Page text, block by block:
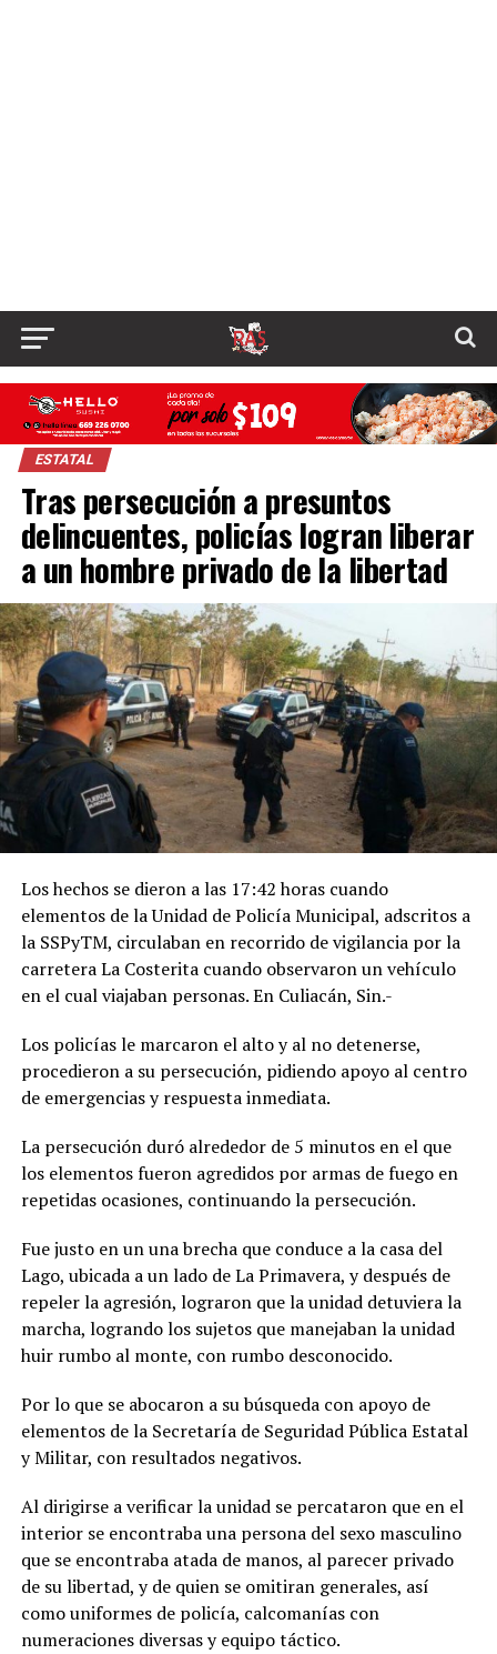
ESTATAL
Tras persecución a presuntos
delincuentes, policías logran liberar
a un hombre privado de la libertad
Los hechos se dieron a las 17:42 horas cuando
elementos de la Unidad de Policía Municipal, adscritos a
la SSPyTM, circulaban en recorrido de vigilancia por la
carretera La Costerita cuando observaron un vehículo
en el cual viajaban personas. En Culiacán, Sin.-
Los policías le marcaron el alto y al no detenerse,
procedieron a su persecución, pidiendo apoyo al centro
de emergencias y respuesta inmediata.
La persecución duró alrededor de 5 minutos en el que
los elementos fueron agredidos por armas de fuego en
repetidas ocasiones, continuando la persecución.
Fue justo en un una brecha que conduce a la casa del
Lago, ubicada a un lado de La Primavera, y después de
repeler la agresión, lograron que la unidad detuviera la
marcha, logrando los sujetos que manejaban la unidad
huir rumbo al monte, con rumbo desconocido.
Por lo que se abocaron a su búsqueda con apoyo de
elementos de la Secretaría de Seguridad Pública Estatal
y Militar, con resultados negativos.
Al dirigirse a verificar la unidad se percataron que en el
interior se encontraba una persona del sexo masculino
que se encontraba atada de manos, al parecer privado
de su libertad, y de quien se omitiran generales, así
como uniformes de policía, calcomanías con
numeraciones diversas y equipo táctico.